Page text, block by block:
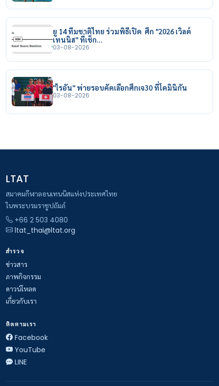
ยู 14 ทีมชาติไทย ร่วมพิธีเปิด ศึก "2026 เวิลด์
เทนนิส" ที่เช็ก…
03-08-2026
"ไรอัน" พ่ายรอบคัดเลือกศึกเจ30 ที่โดมินิกัน
03-08-2026
LTAT
สมาคมกีฬาลอนเทนนิสแห่งประเทศไทย
ในพระบรมราชูปถัมภ์
+66 2 503 4080
ltat_thai@ltat.org
สำรวจ
ข่าวสาร
ภาพกิจกรรม
ดาวน์โหลด
เกี่ยวกับเรา
ติดตามเรา
Facebook
YouTube
LINE